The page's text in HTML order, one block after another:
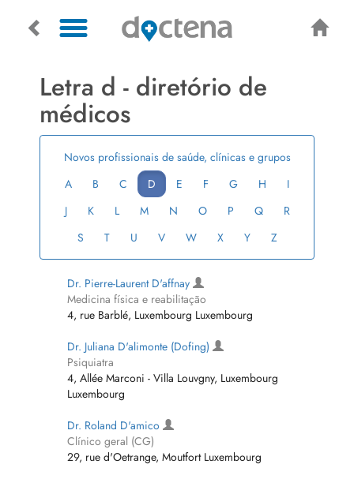
Letra d - diretório de
médicos
Novos profissionais de saúde, clínicas e grupos
A
B C D E F G H
I
J
K L M N O P Q
R
S
T U V W X Y Z
Dr. Pierre-Laurent D'affnay
Medicina física e reabilitação
4, rue Barblé, Luxembourg Luxembourg
Dr. Juliana D'alimonte (Dofing)
Psiquiatra
4, Allée Marconi - Villa Louvgny, Luxembourg
Luxembourg
Dr. Roland D'amico
Clínico geral (CG)
29, rue d'Oetrange, Moutfort Luxembourg